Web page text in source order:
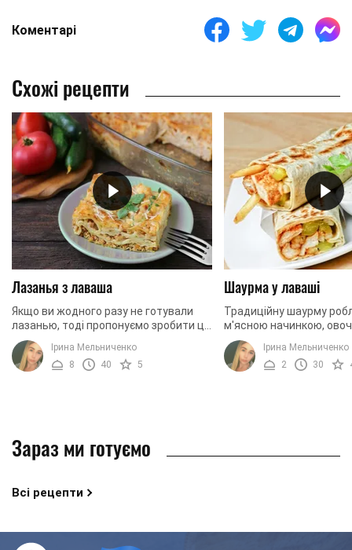
Коментарі
Схожі рецепти
Лазанья з лаваша
Якщо ви жодного разу не готували
лазанью, тоді пропонуємо зробити це
просто зараз. Страва до нас прийшла
з італійської кухні, і славилася вона
своїм ...
Ірина Мельниченко
8
40 5
Шаурма у лаваші
Традиційну шаурму
м'ясною начинкою,
Основою цієї суміші
лаваш або піта. Більш
розповсюдженим і
Ірина Мельниченко
2
30
Зараз ми готуємо
Всі рецепти